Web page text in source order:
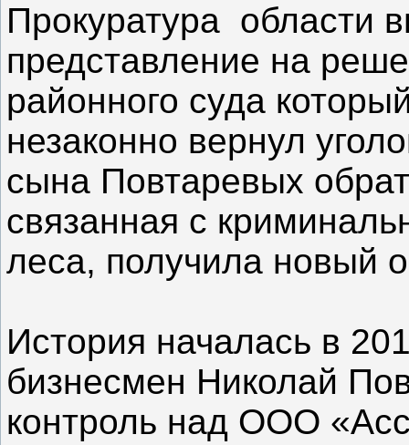
Прокуратура области
представление на
районного суда
незаконно вернул
сына Повтаревых
связанная с
леса, получила новый
История началась в
бизнесмен Николай
контроль над ООО